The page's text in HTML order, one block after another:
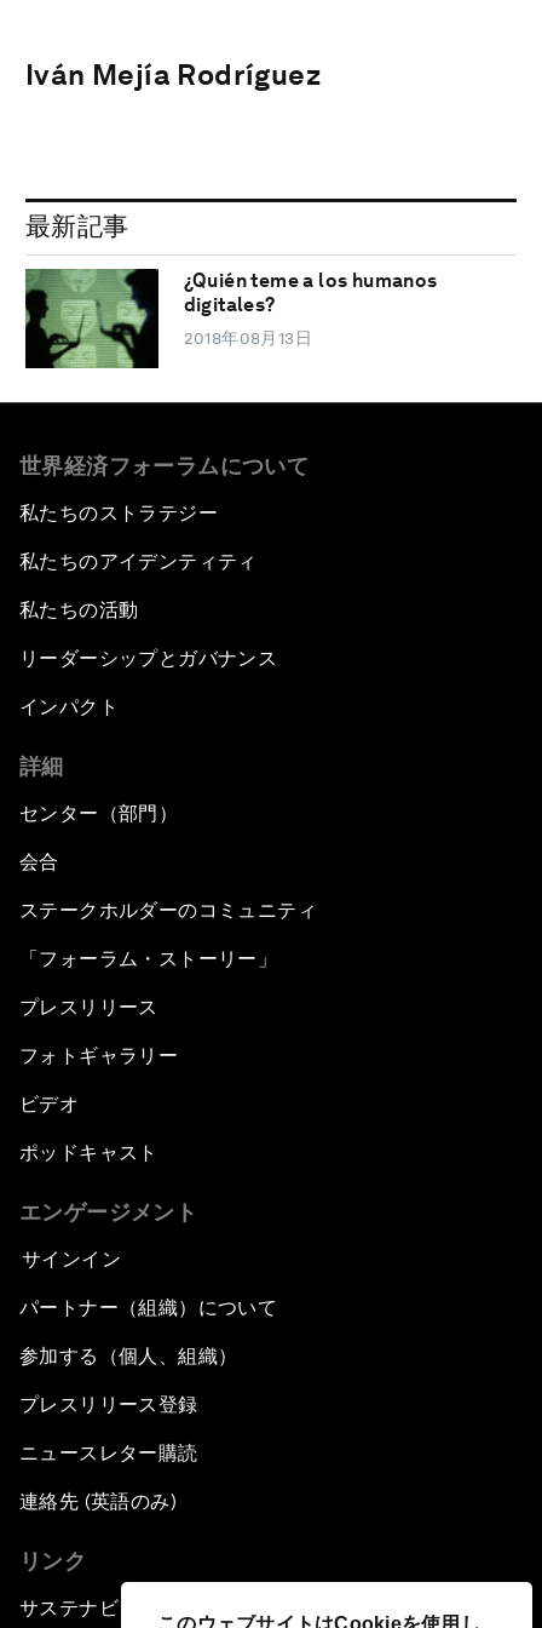
このウェブサイトはCookieを使用し
Iván Mejía Rodríguez
最新記事
¿Quién teme a los humanos
digitales?
2018年08月13日
世界経済フォーラムについて
私たちのストラテジー
私たちのアイデンティティ
私たちの活動
リーダーシップとガバナンス
インパクト
詳細
センター（部門）
会合
ステークホルダーのコミュニティ
「フォーラム・ストーリー」
プレスリリース
フォトギャラリー
ビデオ
ポッドキャスト
エンゲージメント
サインイン
パートナー（組織）について
参加する（個人、組織）
プレスリリース登録
ニュースレター購読
連絡先 (英語のみ)
リンク
サステナビリティへの取り組み